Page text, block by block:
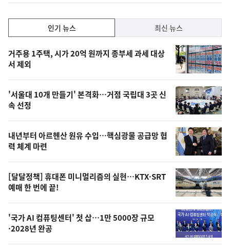
하
락
기,
최
신,
오
늘
의
영
상
오
늘
의
사
진
인기 뉴스 최신 뉴스
인
기
뉴
스
거주용 1주택, 시가 20억 원까지 종부세 과세 대상
서 제외
'서울대 10개 만들기' 본격화…거점 국립대 3곳 신
속 선정
내년부터 아르헨산 원유 수입…핵심광물 공급망 협
력 체계 마련
[달달정책] 휴대폰 미니멀리즘의 실현…KTX·SRT
예매 한 번에 끝!
'국가 AI 컴퓨팅센터' 첫 삽…1만 5000장 규모
·2028년 완공